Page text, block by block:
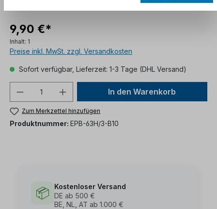
9,90 €*
Inhalt: 1
Preise inkl. MwSt. zzgl. Versandkosten
Sofort verfügbar, Lieferzeit: 1-3 Tage (DHL Versand)
In den Warenkorb
Zum Merkzettel hinzufügen
Produktnummer: EPB-63H/3-B10
📦
Kostenloser Versand
DE ab 500 €
BE, NL, AT ab 1.000 €